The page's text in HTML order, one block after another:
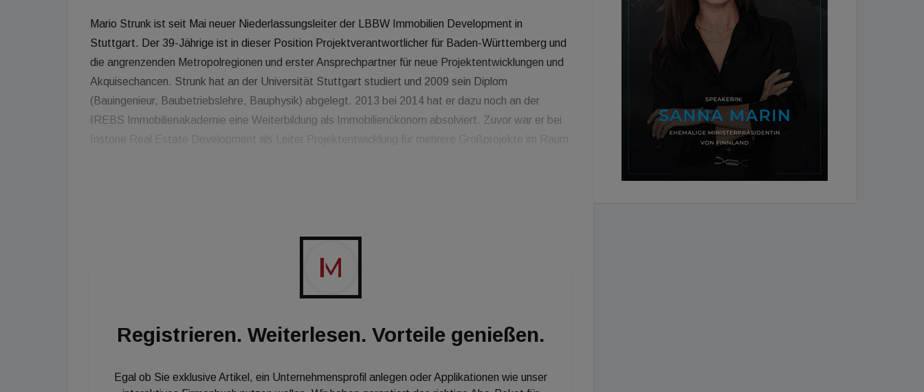
Mario Strunk ist seit Mai neuer Niederlassungsleiter der LBBW Immobilien Development in
Stuttgart. Der 39-Jährige ist in dieser Position Projektverantwortlicher für Baden-Württemberg und
die angrenzenden Metropolregionen und erster Ansprechpartner für neue Projektentwicklungen und
Akquisechancen. Strunk hat an der Universität Stuttgart studiert und 2009 sein Diplom
(Bauingenieur, Baubetriebslehre, Bauphysik) abgelegt. 2013 bei 2014 hat er dazu noch an der
IREBS Immobilienakademie eine Weiterbildung als Immobilienökonom absolviert. Zuvor war er bei
Instone Real Estate Development als Leiter Projektentwicklung für mehrere Großprojekte im Raum
künftig unsere anspruchsvollen Großprojekte im Bereich Immobilien Development mitverantworten."
Registrieren. Weiterlesen. Vorteile genießen.
Egal ob Sie exklusive Artikel, ein Unternehmensprofil anlegen oder Applikationen wie unser